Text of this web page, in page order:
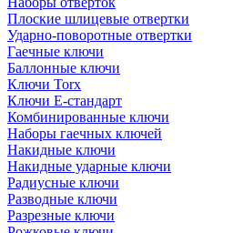
Плоские шлицевые отвертки
Ударно-поворотные отвертки
Гаечные ключи
Баллонные ключи
Ключи Torx
Ключи Е-стандарт
Комбинированные ключи
Наборы гаечных ключей
Накидные ключи
Накидные ударные ключи
Радиусные ключи
Разводные ключи
Разрезные ключи